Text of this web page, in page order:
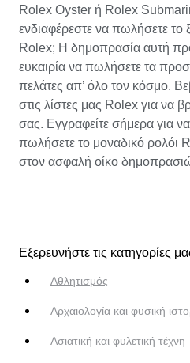
Rolex Oyster ή Rolex
ενδιαφέρεστε να πωλήσετε το
Rolex; Η δημοπρασία αυτή
ευκαιρία να πωλήσετε τα
πελάτες απ’ όλο τον κόσμο.
στις λίστες μας Rolex για να
σας. Εγγραφείτε σήμερα για
πωλήσετε το μοναδικό ρολόι
στον ασφαλή οίκο
Εξερευνήστε τις κατηγορίες
Αθλητισμός
Αρχαιολογία και φυσική
Ασιατική και φυλετική τέχνη